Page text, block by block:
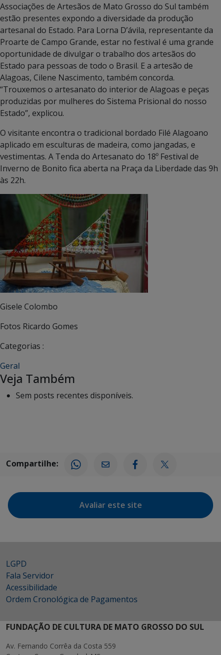
Associações de Artesãos de Mato Grosso do Sul também
estão presentes expondo a diversidade da produção
artesanal do Estado. Para Lorna D’ávila, representante da
Proarte de Campo Grande, estar no festival é uma grande
oportunidade de divulgar o trabalho dos artesãos do
Estado para pessoas de todo o Brasil. E a artesão de
Alagoas, Cilene Nascimento, também concorda.
“Trouxemos o artesanato do interior de Alagoas e peças
produzidas por mulheres do Sistema Prisional do nosso
Estado”, explicou.
O visitante encontra o tradicional bordado Filé Alagoano
aplicado em esculturas de madeira, como jangadas, e
vestimentas. A Tenda do Artesanato do 18º Festival de
Inverno de Bonito fica aberta na Praça da Liberdade das 9h
às 22h.
Gisele Colombo
Fotos Ricardo Gomes
Categorias :
Geral
Veja Também
Sem posts recentes disponíveis.
Compartilhe:
Avaliar este site
LGPD
Fala Servidor
Acessibilidade
Ordem Cronológica de Pagamentos
FUNDAÇÃO DE CULTURA DE MATO GROSSO DO SUL
Av. Fernando Corrêa da Costa 559